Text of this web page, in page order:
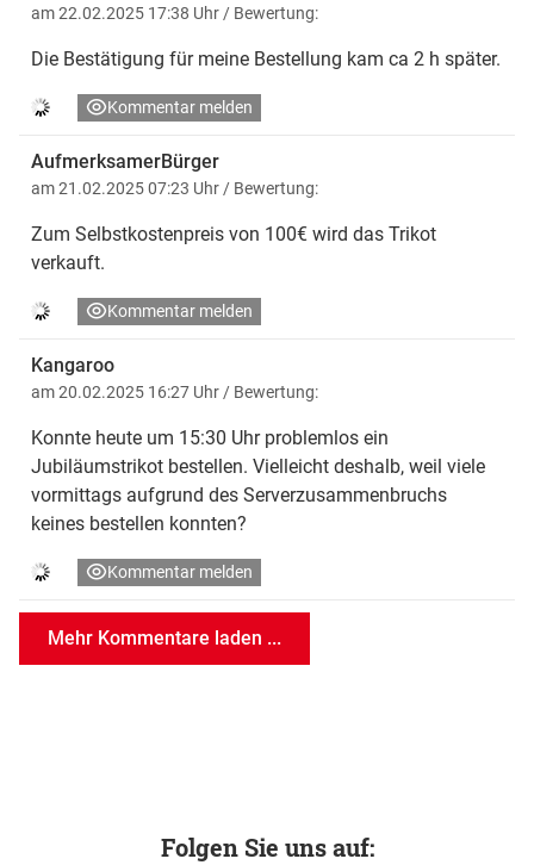
am 22.02.2025 17:38 Uhr / Bewertung:
Die Bestätigung für meine Bestellung kam ca 2 h später.
Kommentar melden
AufmerksamerBürger
am 21.02.2025 07:23 Uhr / Bewertung:
Zum Selbstkostenpreis von 100€ wird das Trikot
verkauft.
Kommentar melden
Kangaroo
am 20.02.2025 16:27 Uhr / Bewertung:
Konnte heute um 15:30 Uhr problemlos ein
Jubiläumstrikot bestellen. Vielleicht deshalb, weil viele
vormittags aufgrund des Serverzusammenbruchs
keines bestellen konnten?
Kommentar melden
Mehr Kommentare laden ...
Folgen Sie uns auf: